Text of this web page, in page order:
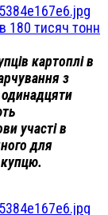
180 тисяч тонн
картоплі в
з
участі в
для